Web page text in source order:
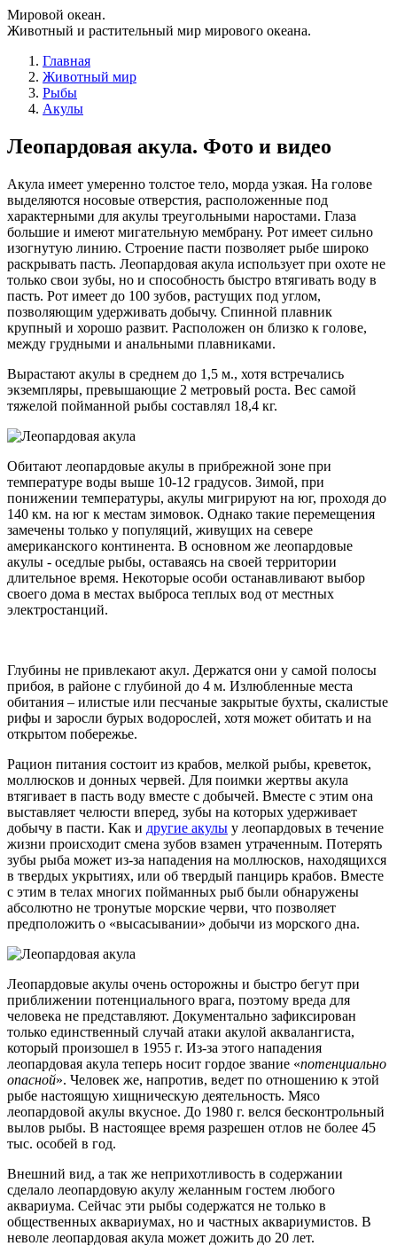
Мировой океан.
Животный и растительный мир мирового океана.
Главная
Животный мир
Рыбы
Акулы
Леопардовая акула. Фото и видео
Акула имеет умеренно толстое тело, морда узкая. На голове
выделяются носовые отверстия, расположенные под
характерными для акулы треугольными наростами. Глаза
большие и имеют мигательную мембрану. Рот имеет сильно
изогнутую линию. Строение пасти позволяет рыбе широко
раскрывать пасть. Леопардовая акула использует при охоте не
только свои зубы, но и способность быстро втягивать воду в
пасть. Рот имеет до 100 зубов, растущих под углом,
позволяющим удерживать добычу. Спинной плавник
крупный и хорошо развит. Расположен он близко к голове,
между грудными и анальными плавниками.
Вырастают акулы в среднем до 1,5 м., хотя встречались
экземпляры, превышающие 2 метровый роста. Вес самой
тяжелой пойманной рыбы составлял 18,4 кг.
Обитают леопардовые акулы в прибрежной зоне при
температуре воды выше 10-12 градусов. Зимой, при
понижении температуры, акулы мигрируют на юг, проходя до
140 км. на юг к местам зимовок. Однако такие перемещения
замечены только у популяций, живущих на севере
американского континента. В основном же леопардовые
акулы - оседлые рыбы, оставаясь на своей территории
длительное время. Некоторые особи останавливают выбор
своего дома в местах выброса теплых вод от местных
электростанций.
Глубины не привлекают акул. Держатся они у самой полосы
прибоя, в районе с глубиной до 4 м. Излюбленные места
обитания – илистые или песчаные закрытые бухты, скалистые
рифы и заросли бурых водорослей, хотя может обитать и на
открытом побережье.
Рацион питания состоит из крабов, мелкой рыбы, креветок,
моллюсков и донных червей. Для поимки жертвы акула
втягивает в пасть воду вместе с добычей. Вместе с этим она
выставляет челюсти вперед, зубы на которых удерживает
добычу в пасти. Как и другие акулы у леопардовых в течение
жизни происходит смена зубов взамен утраченным. Потерять
зубы рыба может из-за нападения на моллюсков, находящихся
в твердых укрытиях, или об твердый панцирь крабов. Вместе
с этим в телах многих пойманных рыб были обнаружены
абсолютно не тронутые морские черви, что позволяет
предположить о «высасывании» добычи из морского дна.
Леопардовые акулы очень осторожны и быстро бегут при
приближении потенциального врага, поэтому вреда для
человека не представляют. Документально зафиксирован
только единственный случай атаки акулой аквалангиста,
который произошел в 1955 г. Из-за этого нападения
леопардовая акула теперь носит гордое звание «потенциально
опасной». Человек же, напротив, ведет по отношению к этой
рыбе настоящую хищническую деятельность. Мясо
леопардовой акулы вкусное. До 1980 г. велся бесконтрольный
вылов рыбы. В настоящее время разрешен отлов не более 45
тыс. особей в год.
Внешний вид, а так же неприхотливость в содержании
сделало леопардовую акулу желанным гостем любого
аквариума. Сейчас эти рыбы содержатся не только в
общественных аквариумах, но и частных аквариумистов. В
неволе леопардовая акула может дожить до 20 лет.